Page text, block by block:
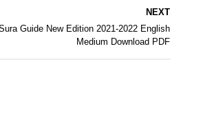
NEXT
Guide New Edition 2021-2022 English
Medium Download PDF